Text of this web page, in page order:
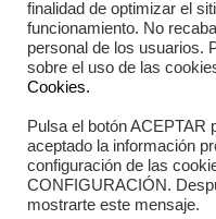
Con este pack
gran variedad de
con tu rutina de
Probablemente,
experiencia,
que podrías
2026 Iberian
finalidad de optimizar el
funcionamiento. No
personal de los usuarios.
sobre el uso de las
Cookies.
Pulsa el botón ACEPTAR
aceptado la información
configuración de las
CONFIGURACIÓN.
mostrarte este mensaje.